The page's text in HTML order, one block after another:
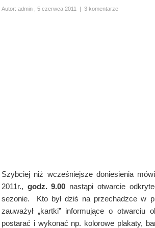
Autor: admin , 5 czerwca 2011 | 3 komentarze
Szybciej niż wcześniejsze doniesienia
2011r., godz. 9.00 nastąpi otwarcie
sezonie. Kto był dziś na przechadzce w
zauważył „kartki” informujące o otwarciu
postarać i wykonać np. kolorowe plakaty,